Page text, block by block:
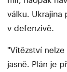
válku. Ukrajina
v defenzivě.
"Vítězství
jasně. Plán je